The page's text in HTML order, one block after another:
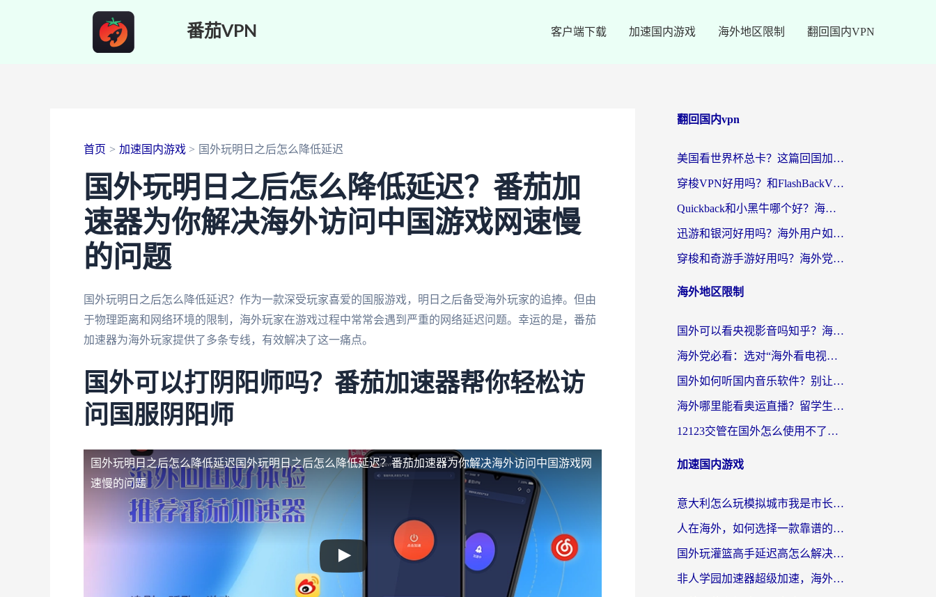
番茄VPN 客户端下载 加速国内游戏 海外地区限制 翻回国内VPN
首页 加速国内游戏 国外玩明日之后怎么降低延迟
国外玩明日之后怎么降低延迟？番茄加
速器为你解决海外访问中国游戏网速慢
的问题
国外玩明日之后怎么降低延迟？作为一款深受玩家喜爱的国服游戏，明日之后备受海外玩家的追捧。但由
于物理距离和网络环境的限制，海外玩家在游戏过程中常常会遇到严重的网络延迟问题。幸运的是，番茄
加速器为海外玩家提供了多条专线，有效解决了这一痛点。
国外可以打阴阳师吗？番茄加速器帮你轻松访
问国服阴阳师
国外玩明日之后怎么降低延迟国外玩明日之后怎么降低延迟？番茄加速器为你解决海外访问中国游戏网
速慢的问题
翻回国内vpn
美国看世界杯总卡？这篇回国加速器指南帮你无缝刷国内资源（附苹果手机VPN设置步骤）
穿梭VPN好用吗？和FlashBackVPN对比哪个回国效果更好？
Quickback和小黑牛哪个好？海外党亲测指南，选对回国加速器秒回国内
迅游和银河好用吗？海外用户如何选择回国加速器实现无缝访问国内资源
穿梭和奇游手游好用吗？海外党亲测3款回国加速器，附蜜蜂加速器七天试用攻略
海外地区限制
国外可以看央视影音吗知乎？海外党亲测有效的回国加速方案
海外党必看：选对“海外看电视剧软件”，再也不用愁国内剧刷不了
国外如何听国内音乐软件？别让地域限制，断了你的中文歌单
海外哪里能看奥运直播？留学生&海外华人必看的体育赛事观赛终极指南
12123交管在国外怎么使用不了？海外华人必看的无缝访问国内资源指南
加速国内游戏
意大利怎么玩模拟城市我是市长？海外党国服游戏加速终极攻略（附三国3量子特攻解决办法）
人在海外，如何选择一款靠谱的玩剑灵2加速器？
国外玩灌篮高手延迟高怎么解决？海外玩家国服游戏加速终极指南
非人学园加速器超级加速，海外玩家重返国服的通行证